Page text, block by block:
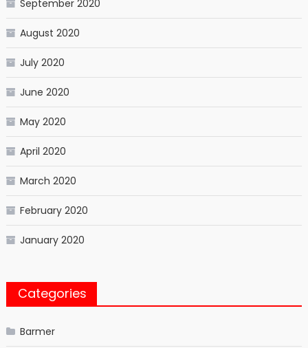
September 2020
August 2020
July 2020
June 2020
May 2020
April 2020
March 2020
February 2020
January 2020
Categories
Barmer